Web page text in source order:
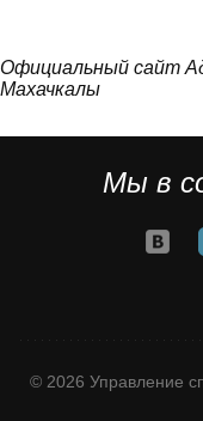
Официальный сайт
Махачкалы
Мы в
© 2026 Управление